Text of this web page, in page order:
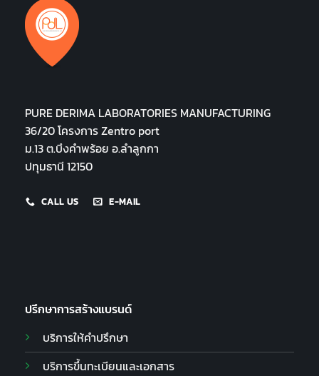
PURE DERIMA LABORATORIES MANUFACTURING
36/20 โครงการ Zentro port
ม.13 ต.บึงคำพร้อย อ.ลำลูกกา
ปทุมธานี 12150
CALL US E-MAIL
ปรึกษาการสร้างแบรนด์
บริการให้คำปรึกษา
บริการขึ้นทะเบียนและเอกสาร